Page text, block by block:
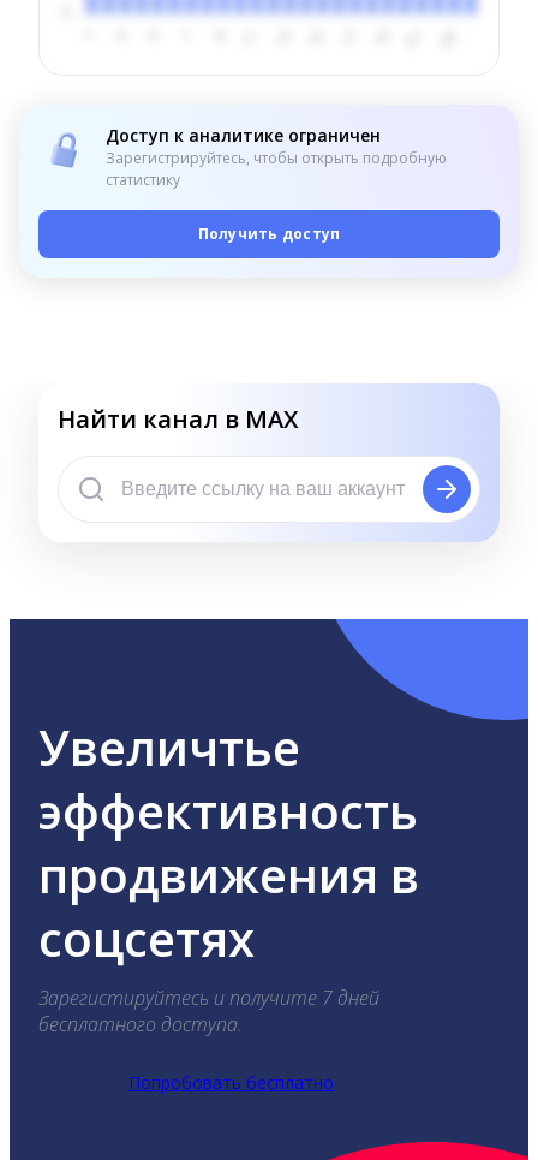
Доступ к аналитике ограничен
Зарегистрируйтесь, чтобы открыть подробную
статистику
Получить доступ
Найти канал в MAX
Увеличтье
эффективность
продвижения в
соцсетях
Зарегистируйтесь и получите 7 дней
бесплатного доступа.
Попробовать бесплатно